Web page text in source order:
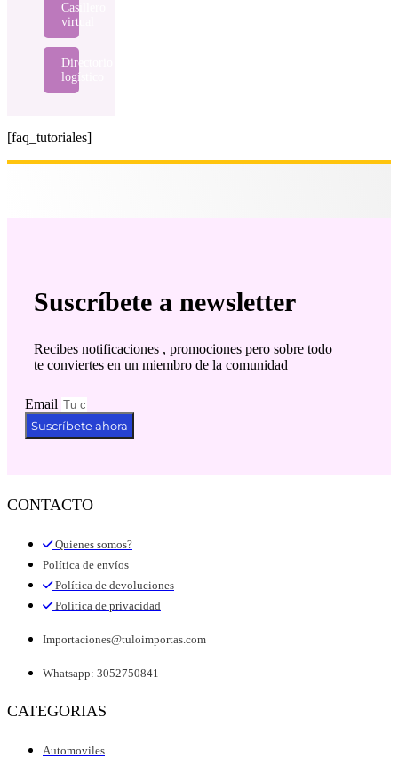
Casillero
virtual
Directorio
logístico
[faq_tutoriales]
Suscríbete a newsletter
Recibes notificaciones , promociones pero sobre todo
te conviertes en un miembro de la comunidad
Email
Suscríbete ahora
CONTACTO
Quienes somos?
Política de envíos
Política de devoluciones
Política de privacidad
Importaciones@tuloimportas.com
Whatsapp: 3052750841
CATEGORIAS
Automoviles